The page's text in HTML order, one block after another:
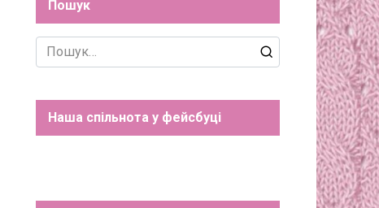
Пошук
Search
for:
Наша спільнота у фейсбуці